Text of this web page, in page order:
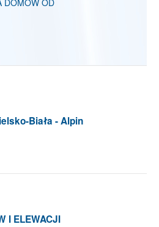
Biała - Alpin
I ELEWACJI